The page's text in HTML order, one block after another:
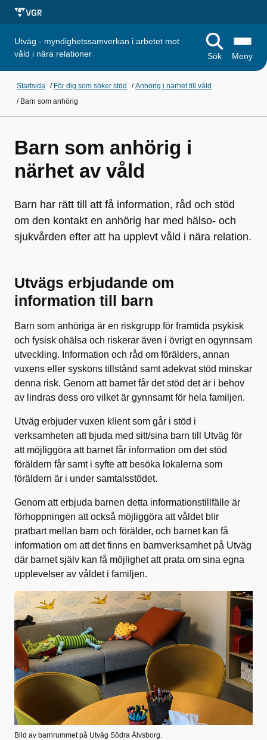
Utväg - myndighetssamverkan i arbetet mot
våld i nära relationer
Sök Meny
Startsida / För dig som söker stöd /Anhörig i närhet till våld
/ Barn som anhörig
Barn som anhörig i
närhet av våld
Barn har rätt till att få information, råd och stöd
om den kontakt en anhörig har med hälso- och
sjukvården efter att ha upplevt våld i nära relation.
Utvägs erbjudande om
information till barn
Barn som anhöriga är en riskgrupp för framtida psykisk
och fysisk ohälsa och riskerar även i övrigt en ogynnsam
utveckling. Information och råd om förälders, annan
vuxens eller syskons tillstånd samt adekvat stöd minskar
denna risk. Genom att barnet får det stöd det är i behov
av lindras dess oro vilket är gynnsamt för hela familjen.
Utväg erbjuder vuxen klient som går i stöd i
verksamheten att bjuda med sitt/sina barn till Utväg för
att möjliggöra att barnet får information om det stöd
föräldern får samt i syfte att besöka lokalerna som
föräldern är i under samtalsstödet.
Genom att erbjuda barnen detta informationstillfälle är
förhoppningen att också möjliggöra att våldet blir
pratbart mellan barn och förälder, och barnet kan få
information om att det finns en barnverksamhet på Utväg
där barnet själv kan få möjlighet att prata om sina egna
upplevelser av våldet i familjen.
Bild av barnrummet på Utväg Södra Älvsborg.